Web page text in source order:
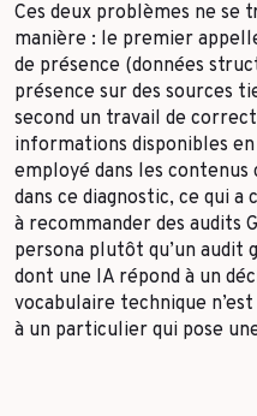
Ces deux problèmes ne se
manière : le premier
de présence (données
présence sur des sources
second un travail de
informations disponibles
employé dans les
dans ce diagnostic, ce qui
à recommander des audits
persona plutôt qu’un audit
dont une IA répond à un
vocabulaire technique
à un particulier qui pose